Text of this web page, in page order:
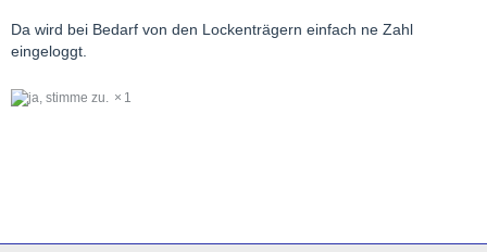
Da wird bei Bedarf von den Lockenträgern einfach ne Zahl
eingeloggt.
1